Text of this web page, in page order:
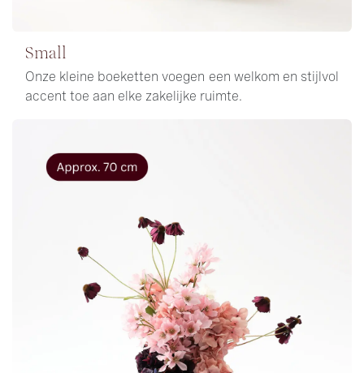
Small
Onze kleine boeketten voegen een welkom en stijlvol
accent toe aan elke zakelijke ruimte.